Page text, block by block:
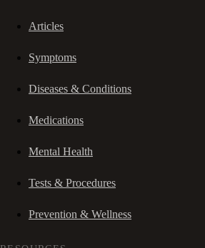
Articles
Symptoms
Diseases & Conditions
Medications
Mental Health
Tests & Procedures
Prevention & Wellness